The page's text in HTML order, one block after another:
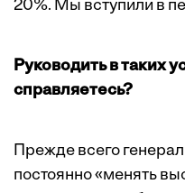
20%. Мы вступили в
Руководить в таких
справляетесь?
Прежде всего
постоянно «менять